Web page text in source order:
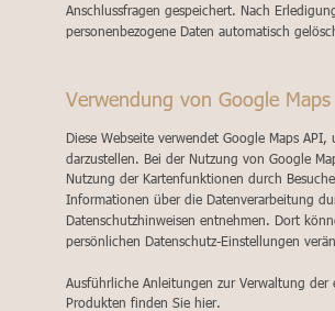
Anschlussfragen gespeichert. Nach
personenbezogene Daten automatisch
Verwendung von Google Maps
Diese Webseite verwendet Google Maps
darzustellen. Bei der Nutzung von Google
Nutzung der Kartenfunktionen durch
Informationen über die Datenverarbeitung
Datenschutzhinweisen entnehmen. Dort
persönlichen Datenschutz-Einstellungen
Ausführliche Anleitungen zur Verwaltung
Produkten finden Sie hier.